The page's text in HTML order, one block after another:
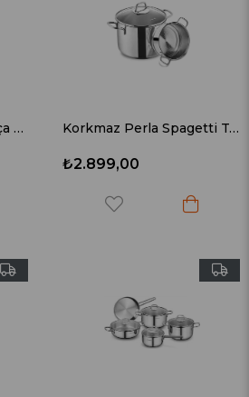
Korkmaz Estima 8 Parça Tencere Seti A1958 Korkmaz Perla Spagetti Tencere Seti A1523
₺2.899,00